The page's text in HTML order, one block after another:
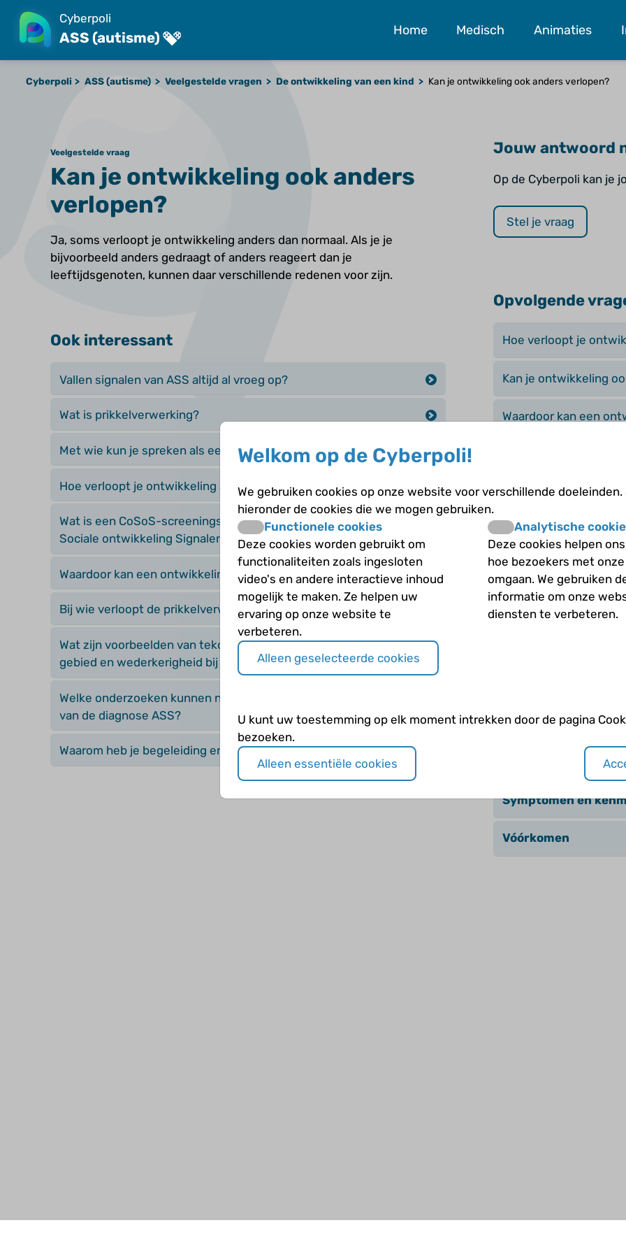
Cyberpoli
ASS (autisme) Home Medisch Animaties
Cyberpoli ASS (autisme) Veelgestelde vragen De ontwikkeling van een kind Kan je ontwikkeling ook anders verlopen?
Veelgestelde vraag
Kan je ontwikkeling ook anders
verlopen?
Ja, soms verloopt je ontwikkeling anders dan normaal. Als je je
bijvoorbeeld anders gedraagt of anders reageert dan je
leeftijdsgenoten, kunnen daar verschillende redenen voor zijn.
Ook interessant
Vallen signalen van ASS altijd al vroeg op?
Wat is prikkelverwerking?
Met wie kun je spreken als een vermoeden bestaat van ASS?
Hoe verloopt je ontwikkeling als kind?
Wat is een CoSoS-screeningsvragenlijst (Communicatieve en
Sociale ontwikkeling Signalen)?
Waardoor kan een ontwikkeling anders verlopen?
Bij wie verloopt de prikkelverwerking nog meer anders?
Wat zijn voorbeelden van tekorten op sociaal of emotioneel
gebied en wederkerigheid bij ASS?
Welke onderzoeken kunnen nog meer nodig zijn bij het stellen
van de diagnose ASS?
Waarom heb je begeleiding en behandeling nodig bij ASS?
Jouw antwoord
Op de Cyberpoli kan je
Stel je vraag
Opvolgende
Hoe verloopt je
Kan je ontwikkeling
Waardoor kan een
Andere
Algemeen
ASS en andere
Begeleiding en
Het ontstaan
Symptomen en
Vóórkomen
Welkom op de Cyberpoli!
We gebruiken cookies op onze website voor verschillende
hieronder de cookies die we mogen gebruiken.
Functionele cookies
Deze cookies worden gebruikt om
functionaliteiten zoals ingesloten
video's en andere interactieve inhoud
mogelijk te maken. Ze helpen uw
ervaring op onze website te
verbeteren.
Analytische
Deze cookies helpen
hoe bezoekers met
omgaan. We gebruiken
informatie om onze
diensten te verbeteren.
Alleen geselecteerde cookies
U kunt uw toestemming op elk moment intrekken door de pagina
bezoeken.
Alleen essentiële cookies